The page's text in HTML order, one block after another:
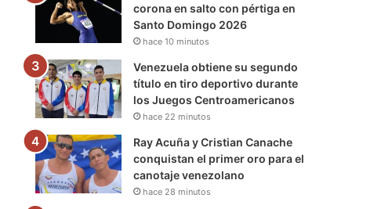
corona en salto con pértiga en
Santo Domingo 2026
hace 10 minutos
Venezuela obtiene su segundo
título en tiro deportivo durante
los Juegos Centroamericanos
hace 22 minutos
Ray Acuña y Cristian Canache
conquistan el primer oro para el
canotaje venezolano
hace 28 minutos